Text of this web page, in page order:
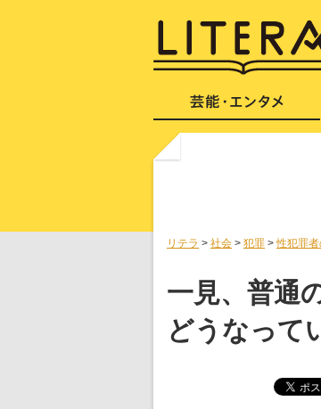
リテラ > 社会 > 犯罪 >性犯罪
一見、普通
どうなって